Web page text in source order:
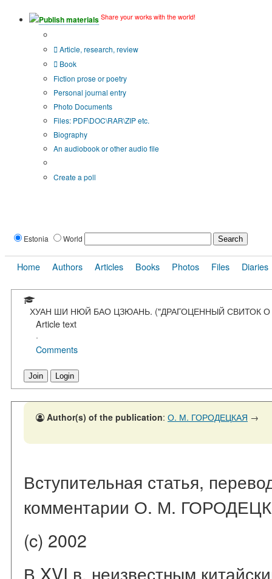
Publish materials Share your works with the world!
Article, research, review
Book
Fiction prose or poetry
Personal journal entry
Photo Documents
Files: PDF\DOC\RAR\ZIP etc.
Biography
An audiobook or other audio file
Create a poll
Estonia World
Home Authors Articles Books Photos Files Diaries
ХУАН ШИ НЮЙ БАО ЦЗЮАНЬ. ("ДРАГОЦЕННЫЙ СВИТОК О
Article text
·
Comments
Join Login
Author(s) of the publication: О. М. ГОРОДЕЦКАЯ →
Вступительная статья,
комментарии О. М.
(c) 2002
В XVI в. неизвестным